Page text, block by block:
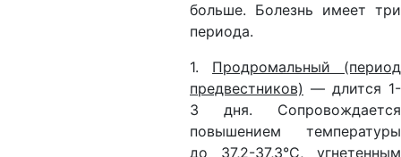
больше. Болезнь имеет три
периода.
1. Продромальный (период
предвестников) — длится 1-
3 дня. Сопровождается
повышением температуры
до 37,2-37,3°С, угнетенным